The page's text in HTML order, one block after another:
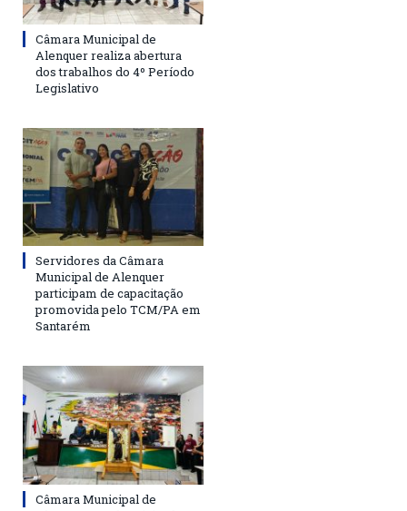
Câmara Municipal de
Alenquer realiza abertura
dos trabalhos do 4º Período
Legislativo
Servidores da Câmara
Municipal de Alenquer
participam de capacitação
promovida pelo TCM/PA em
Santarém
Câmara Municipal de